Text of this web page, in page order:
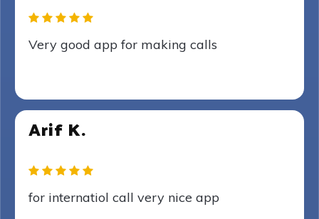
Very good app for making calls
Arif K.
for internatiol call very nice app